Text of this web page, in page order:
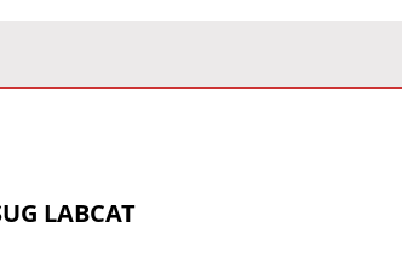
LABCAT